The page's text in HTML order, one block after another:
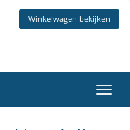
Winkelwagen bekijken
in-/